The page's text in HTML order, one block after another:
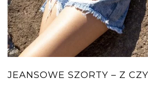
JEANSOWE SZORTY – Z